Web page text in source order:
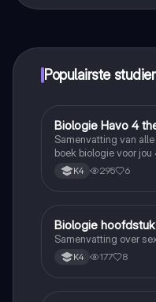
Populairste
Biologie
Biologie Havo 4
Samenvatting van
boek biologie voor jou
K4 295 6
Biologie
Biologie
Samenvatting over
K4 177 8